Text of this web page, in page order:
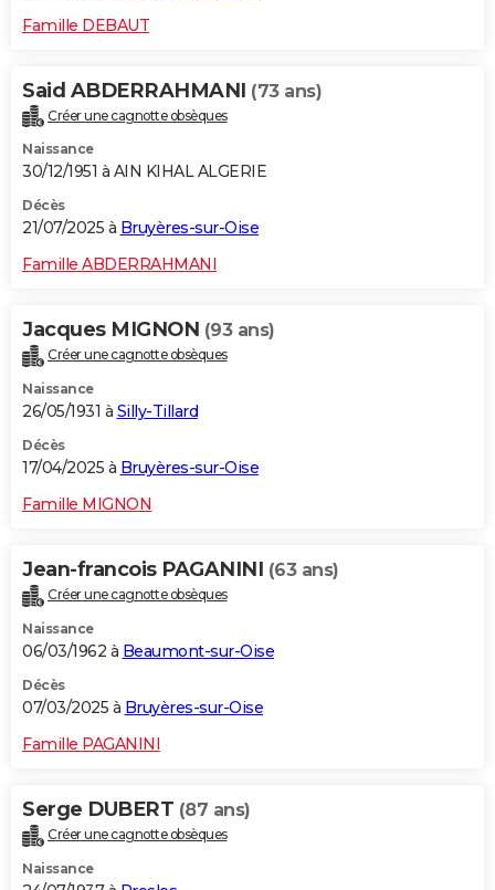
Famille DEBAUT
Said ABDERRAHMANI (73 ans)
Créer une cagnotte obsèques
Naissance
30/12/1951 à AIN KIHAL ALGERIE
Décès
21/07/2025 à Bruyères-sur-Oise
Famille ABDERRAHMANI
Jacques MIGNON (93 ans)
Créer une cagnotte obsèques
Naissance
26/05/1931 à Silly-Tillard
Décès
17/04/2025 à Bruyères-sur-Oise
Famille MIGNON
Jean-francois PAGANINI (63 ans)
Créer une cagnotte obsèques
Naissance
06/03/1962 à Beaumont-sur-Oise
Décès
07/03/2025 à Bruyères-sur-Oise
Famille PAGANINI
Serge DUBERT (87 ans)
Créer une cagnotte obsèques
Naissance